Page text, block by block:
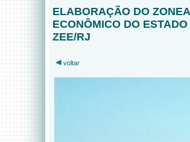
ELABORAÇÃO DO
ECONÔMICO DO
ZEE/RJ
voltar